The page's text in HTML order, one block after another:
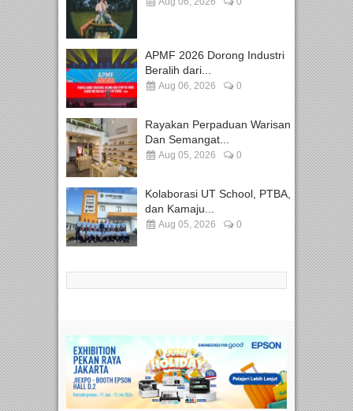
APMF 2026 Dorong Industri
Beralih dari...
Aug 06, 2026 0
Rayakan Perpaduan Warisan
Dan Semangat...
Aug 05, 2026 0
Kolaborasi UT School, PTBA,
dan Kamaju...
Aug 05, 2026 0